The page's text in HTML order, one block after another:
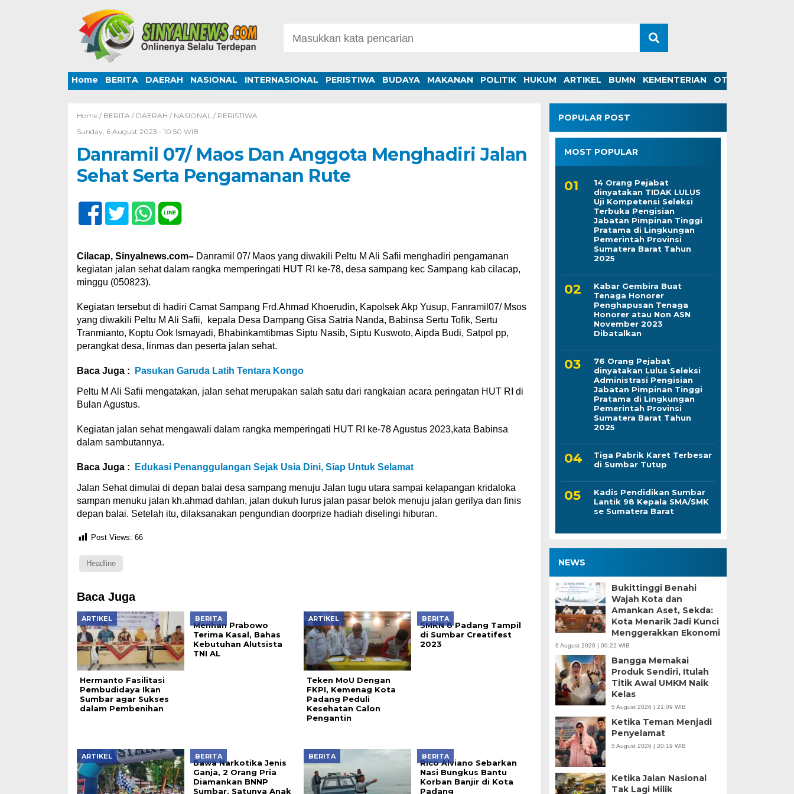
Home BERITA DAERAH NASIONAL INTERNASIONAL PERISTIWA BUDAYA MAKANAN POLITIK HUKUM ARTIKEL BUMN KEMENTERIAN OTOMOTIF
Home / BERITA/ DAERAH / NASIONAL/ PERISTIWA
Sunday, 6 August 2023 - 10:50 WIB
Danramil 07/ Maos Dan Anggota Menghadiri Jalan
Sehat Serta Pengamanan Rute
Cilacap, Sinyalnews.com–Danramil 07/ Maos yang diwakili Peltu M Ali Safii menghadiri pengamanan
kegiatan jalan sehat dalam rangka memperingati HUT RI ke-78, desa sampang kec Sampang kab cilacap,
minggu (050823).
Kegiatan tersebut di hadiri Camat Sampang Frd.Ahmad Khoerudin, Kapolsek Akp Yusup, Fanramil07/ Msos
yang diwakili Peltu M Ali Safii, kepala Desa Dampang Gisa Satria Nanda, Babinsa Sertu Tofik, Sertu
Tranmianto, Koptu Ook Ismayadi, Bhabinkamtibmas Siptu Nasib, Siptu Kuswoto, Aipda Budi, Satpol pp,
perangkat desa, linmas dan peserta jalan sehat.
Baca Juga : Pasukan Garuda Latih Tentara Kongo
Peltu M Ali Safii mengatakan, jalan sehat merupakan salah satu dari rangkaian acara peringatan HUT RI di
Bulan Agustus.
Kegiatan jalan sehat mengawali dalam rangka memperingati HUT RI ke-78 Agustus 2023,kata Babinsa
dalam sambutannya.
Baca Juga : Edukasi Penanggulangan Sejak Usia Dini, Siap Untuk Selamat
Jalan Sehat dimulai di depan balai desa sampang menuju Jalan tugu utara sampai kelapangan kridaloka
sampan menuku jalan kh.ahmad dahlan, jalan dukuh lurus jalan pasar belok menuju jalan gerilya dan finis
depan balai. Setelah itu, dilaksanakan pengundian doorprize hadiah diselingi hiburan.
Post Views: 66
Headline
Baca Juga
ARTIKEL
Hermanto Fasilitasi
Pembudidaya Ikan
Sumbar agar Sukses
dalam Pembenihan
BERITA
Menhan Prabowo
Terima Kasal, Bahas
Kebutuhan Alutsista
TNI AL
ARTIKEL
Teken MoU Dengan
FKPI, Kemenag Kota
Padang Peduli
Kesehatan Calon
Pengantin
BERITA
SMKN 8 Padang Tampil
di Sumbar Creatifest
2023
ARTIKEL BERITA
Bawa Narkotika Jenis
Ganja, 2 Orang Pria
Diamankan BNNP
Sumbar, Satunya Anak
BERITA BERITA
Rico Alviano Sebarkan
Nasi Bungkus Bantu
Korban Banjir di Kota
Padang
POPULAR POST
MOST POPULAR
14 Orang Pejabat
dinyatakan TIDAK LULUS
Uji Kompetensi Seleksi
Terbuka Pengisian
Jabatan Pimpinan Tinggi
Pratama di Lingkungan
Pemerintah Provinsi
Sumatera Barat Tahun
2025
Kabar Gembira Buat
Tenaga Honorer
Penghapusan Tenaga
Honorer atau Non ASN
November 2023
Dibatalkan
76 Orang Pejabat
dinyatakan Lulus Seleksi
Administrasi Pengisian
Jabatan Pimpinan Tinggi
Pratama di Lingkungan
Pemerintah Provinsi
Sumatera Barat Tahun
2025
Tiga Pabrik Karet Terbesar
di Sumbar Tutup
Kadis Pendidikan Sumbar
Lantik 98 Kepala SMA/SMK
se Sumatera Barat
NEWS
Bukittinggi Benahi
Wajah Kota dan
Amankan Aset, Sekda:
Kota Menarik Jadi Kunci
Menggerakkan Ekonomi
6 August 2026 | 00:22 WIB
Bangga Memakai
Produk Sendiri, Itulah
Titik Awal UMKM Naik
Kelas
5 August 2026 | 21:09 WIB
Ketika Teman Menjadi
Penyelamat
5 August 2026 | 20:19 WIB
Ketika Jalan Nasional
Tak Lagi Milik